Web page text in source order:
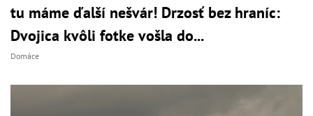
tu máme ďalší nešvár! Drzosť bez hraníc:
Dvojica kvôli fotke vošla do...
Domáce